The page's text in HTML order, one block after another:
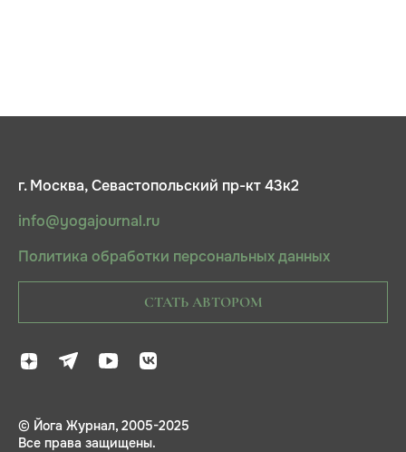
г. Москва, Севастопольский пр-кт 43к2
info@yogajournal.ru
Политика обработки персональных данных
СТАТЬ АВТОРОМ
© Йога Журнал, 2005-2025
Все права защищены.